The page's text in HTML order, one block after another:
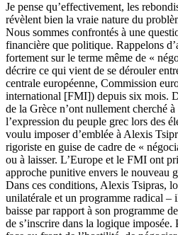
Je pense qu’effectivement, les
révèlent bien la vraie nature du
Nous sommes confrontés à une
financière que politique. Rappelons
fortement sur le terme même de «
décrire ce qui vient de se dérouler
centrale européenne, Commission
international [FMI]) depuis six mois.
de la Grèce n’ont nullement cherché
l’expression du peuple grec lors des
voulu imposer d’emblée à Alexis
rigoriste en guise de cadre de «
ou à laisser. L’Europe et le FMI ont
approche punitive envers le nouveau
Dans ces conditions, Alexis Tsipras,
unilatérale et un programme radical ­–
baisse par rapport à son programme
de s’inscrire dans la logique imposée.